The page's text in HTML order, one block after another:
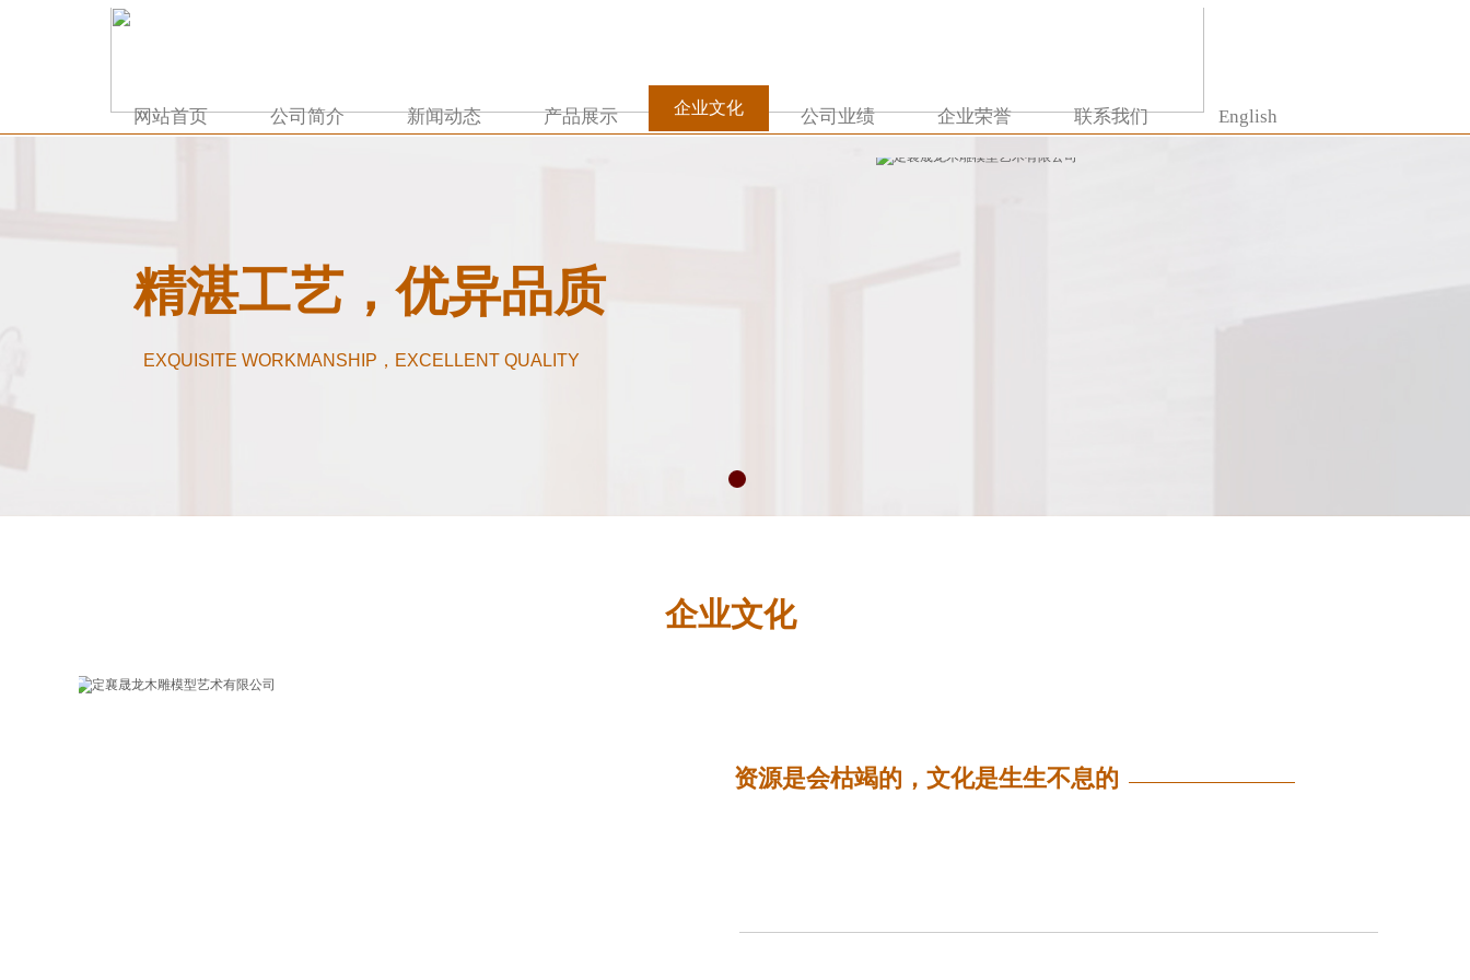
网站首页 公司简介 新闻动态 产品展示 企业文化 公司业绩 企业荣誉 联系我们 English
精湛工艺，优异品质
EXQUISITE WORKMANSHIP，EXCELLENT QUALITY
企业文化
资源是会枯竭的，文化是生生不息的